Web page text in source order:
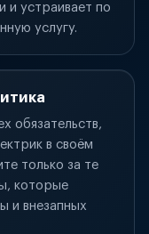
и устраивает по
услугу.
обязательств,
в своём
только за те
которые
и внезапных